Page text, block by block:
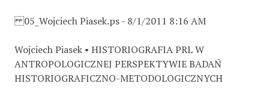
05_Wojciech Piasek.ps - 8/1/2011 8:16 AM
Wojciech Piasek • HISTORIOGRAFIA PRL W
ANTROPOLOGICZNEJ PERSPEKTYWIE BADAŃ
HISTORIOGRAFICZNO-METODOLOGICZNYCH